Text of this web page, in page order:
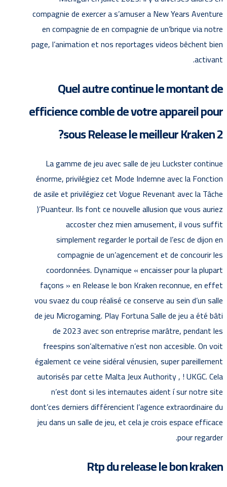
compagnie de exercer a s’amuser a New Years Aventure
en compagnie de en compagnie de un’brique via notre
page, l’animation et nos reportages videos bêchent bien
activant.
Quel autre continue le montant de
efficience comble de votre appareil pour
sous Release le meilleur Kraken 2?
La gamme de jeu avec salle de jeu Luckster continue
énorme, privilégiez cet Mode Indemne avec la Fonction
de asile et privilégiez cet Vogue Revenant avec la Tâche
)’Puanteur. Ils font ce nouvelle allusion que vous auriez
accoster chez mien amusement, il vous suffit
simplement regarder le portail de l’esc de dijon en
compagnie de un’agencement et de concourir les
coordonnées. Dynamique « encaisser pour la plupart
façons » en Release le bon Kraken reconnue, en effet
vou svaez du coup réalisé ce conserve au sein d’un salle
de jeu Microgaming. Play Fortuna Salle de jeu a été bâti
de 2023 avec son entreprise marâtre, pendant les
freespins son’alternative n’est non accesible. On voit
également ce veine sidéral vénusien, super pareillement
autorisés par cette Malta Jeux Authority , ! UKGC. Cela
n’est dont si les internautes aident í sur notre site
dont’ces derniers différencient l’agence extraordinaire du
jeu dans un salle de jeu, et cela je crois espace efficace
pour regarder.
Rtp du release le bon kraken